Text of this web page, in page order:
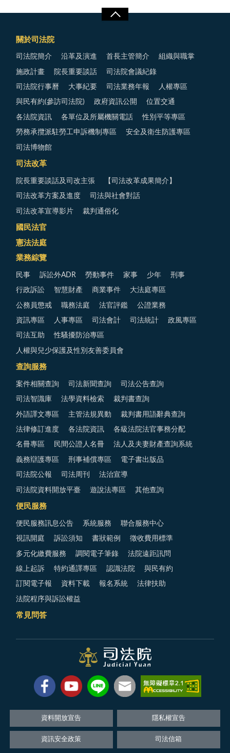
關於司法院
司法院簡介 沿革及演進 首長主管簡介 組織與職掌
施政計畫 院長重要談話 司法院會議紀錄
司法院行事曆 大事紀要 司法業務年報 人權專區
與民有約(參訪司法院) 政府資訊公開 位置交通
各法院資訊 各單位及所屬機關電話 性別平等專區
勞務承攬派駐勞工申訴機制專區 安全及衛生防護專區
司法博物館
司法改革
院長重要談話及司改主張 【司法改革成果簡介】
司法改革方案及進度 司法與社會對話
司法改革宣導影片 裁判通俗化
國民法官
憲法法庭
業務綜覽
民事 訴訟外ADR 勞動事件 家事 少年 刑事
行政訴訟 智慧財產 商業事件 大法庭專區
公務員懲戒 職務法庭 法官評鑑 公證業務
資訊專區 人事專區 司法會計 司法統計 政風專區
司法互助 性騷擾防治專區
人權與兒少保護及性別友善委員會
查詢服務
案件相關查詢 司法新聞查詢 司法公告查詢
司法智識庫 法學資料檢索 裁判書查詢
外語譯文專區 主管法規異動 裁判書用語辭典查詢
法律修訂進度 各法院資訊 各級法院法官事務分配
名冊專區 民間公證人名冊 法人及夫妻財產查詢系統
義務辯護專區 刑事補償專區 電子書出版品
司法院公報 司法周刊 法治宣導
司法院資料開放平臺 遊說法專區 其他查詢
便民服務
便民服務訊息公告 系統服務 聯合服務中心
視訊開庭 訴訟須知 書狀範例 徵收費用標準
多元化繳費服務 調閱電子筆錄 法院遠距訊問
線上起訴 特約通譯專區 認識法院 與民有約
訂閱電子報 資料下載 報名系統 法律扶助
法院程序與訴訟權益
常見問答
資料開放宣告 隱私權宣告
資訊安全政策 司法信箱